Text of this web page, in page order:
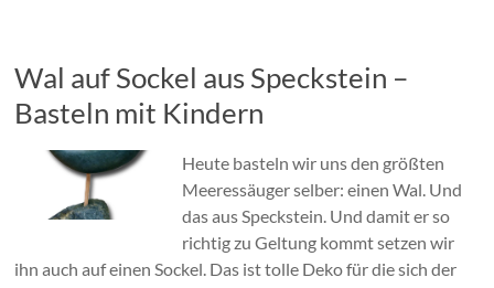
Wal auf Sockel aus Speckstein –
Basteln mit Kindern
Heute basteln wir uns den größten
Meeressäuger selber: einen Wal. Und
das aus Speckstein. Und damit er so
richtig zu Geltung kommt setzen wir
ihn auch auf einen Sockel. Das ist tolle Deko für die sich der